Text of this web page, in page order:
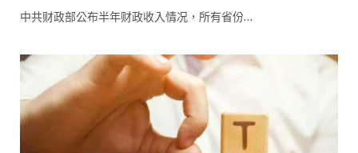
中共财政部公布半年财政收入情况，所有省份…